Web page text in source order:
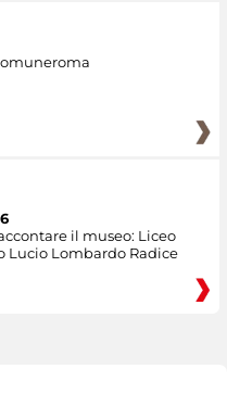
il museo: Liceo
Lucio Lombardo Radice